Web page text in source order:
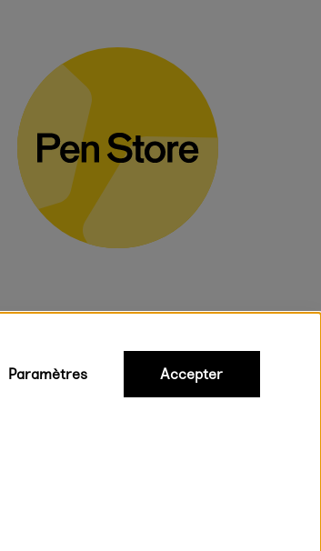
Paramètres Accepter